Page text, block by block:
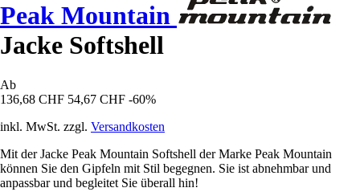
Peak Mountain
Jacke Softshell
Ab
136,68 CHF 54,67 CHF -60%
inkl. MwSt. zzgl. Versandkosten
Mit der Jacke Peak Mountain Softshell der Marke Peak Mountain
können Sie den Gipfeln mit Stil begegnen. Sie ist abnehmbar und
anpassbar und begleitet Sie überall hin!